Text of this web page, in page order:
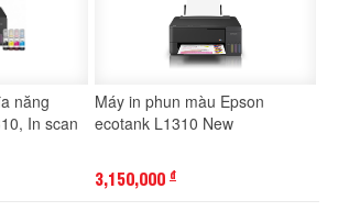
năng
In scan
Máy in phun màu Epson
ecotank L1310 New
3,150,000 đ